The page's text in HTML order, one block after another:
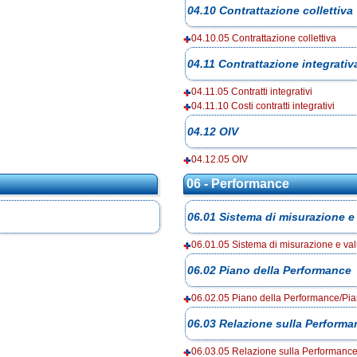
04.10 Contrattazione collettiva
04.10.05 Contrattazione collettiva
04.11 Contrattazione
04.11.05 Contratti integrativi
04.11.10 Costi contratti integrativi
04.12 OIV
04.12.05 OIV
06 - Performance
06.01 Sistema di misurazione
06.01.05 Sistema di misurazione e
06.02 Piano della Performance
06.02.05 Piano della Performance/
06.03 Relazione sulla
06.03.05 Relazione sulla